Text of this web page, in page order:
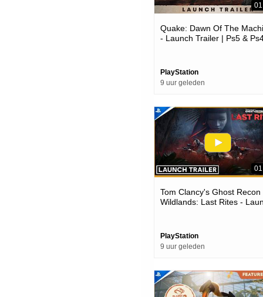
Quake: Dawn Of The
- Launch Trailer | Ps5 &
PlayStation
9 uur geleden
Tom Clancy's Ghost Recon
Wildlands: Last Rites -
PlayStation
9 uur geleden